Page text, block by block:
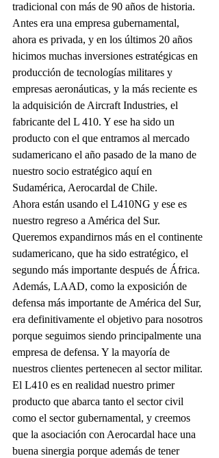
tradicional con más de 90 años de historia.
Antes era una empresa gubernamental,
ahora es privada, y en los últimos 20 años
hicimos muchas inversiones estratégicas en
producción de tecnologías militares y
empresas aeronáuticas, y la más reciente es
la adquisición de Aircraft Industries, el
fabricante del L 410. Y ese ha sido un
producto con el que entramos al mercado
sudamericano el año pasado de la mano de
nuestro socio estratégico aquí en
Sudamérica, Aerocardal de Chile.
Ahora están usando el L410NG y ese es
nuestro regreso a América del Sur.
Queremos expandirnos más en el continente
sudamericano, que ha sido estratégico, el
segundo más importante después de África.
Además, LAAD, como la exposición de
defensa más importante de América del Sur,
era definitivamente el objetivo para nosotros
porque seguimos siendo principalmente una
empresa de defensa. Y la mayoría de
nuestros clientes pertenecen al sector militar.
El L410 es en realidad nuestro primer
producto que abarca tanto el sector civil
como el sector gubernamental, y creemos
que la asociación con Aerocardal hace una
buena sinergia porque además de tener